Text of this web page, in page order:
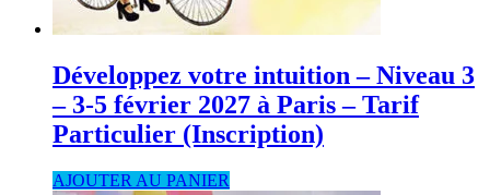
Développez votre intuition – Niveau 3
– 3-5 février 2027 à Paris – Tarif
Particulier (Inscription)
AJOUTER AU PANIER